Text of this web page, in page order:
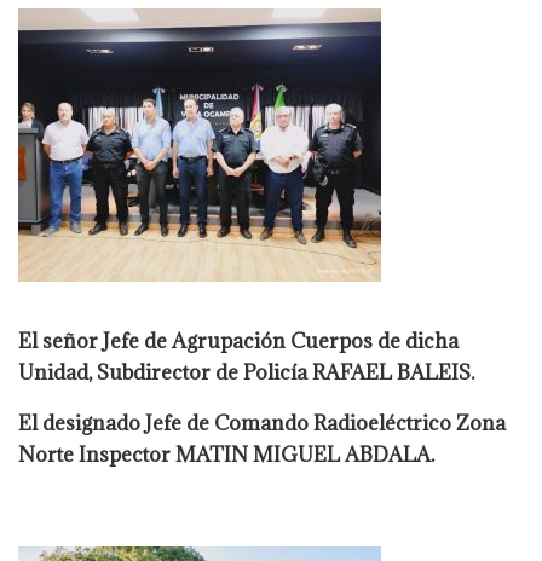
El señor Jefe de Agrupación Cuerpos de dicha
Unidad, Subdirector de Policía RAFAEL BALEIS.
El designado Jefe de Comando Radioeléctrico Zona
Norte Inspector MATIN MIGUEL ABDALA.